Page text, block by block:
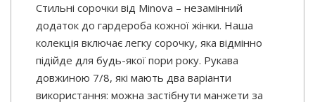
Стильні сорочки від Minova – незамінний
додаток до гардероба кожної жінки. Наша
колекція включає легку сорочку, яка відмінно
підійде для будь-якої пори року. Рукава
довжиною 7/8, які мають два варіанти
використання: можна застібнути манжети за